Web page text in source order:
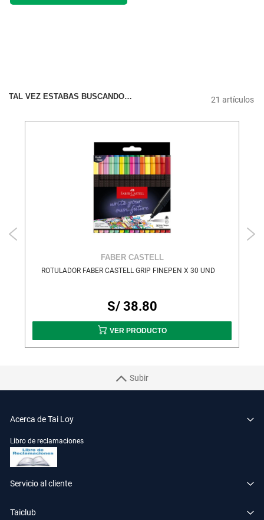
21 artículos
TAL VEZ ESTABAS BUSCANDO…
FABER CASTELL
ROTULADOR FABER CASTELL GRIP FINEPEN X 30 UND
S/ 38.80
VER PRODUCTO
Subir
Acerca de Tai Loy
Libro de reclamaciones
Servicio al cliente
Taiclub